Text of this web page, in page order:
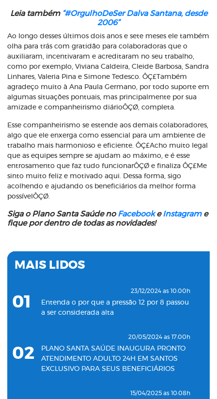
Leia também “#OrgulhoDeSer Dalva Santana, desde
2006”
Ao longo desses últimos dois anos e sete meses ele também
olha para trás com gratidão para colaboradoras que o
auxiliaram, incentivaram e acreditaram no seu trabalho,
como por exemplo, Viviana Caldeira, Cleide Barbosa, Sandra
Linhares, Valeria Pina e Simone Tedesco. ÔÇ£Também
agradeço muito à Ana Paula Germano, por todo suporte em
algumas situações pontuais, mas principalmente por sua
amizade e companheirismo diárioÔÇØ, completa.
Esse companheirismo se estende aos demais colaboradores,
algo que ele enxerga como essencial para um ambiente de
trabalho mais harmonioso e eficiente. ÔÇ£Acho muito legal
que as equipes sempre se ajudam ao máximo, e é esse
entrosamento que faz tudo funcionarÔÇØ e finaliza ÔÇ£Me
sinto muito feliz e motivado aqui. Dessa forma, sigo
acolhendo e ajudando os beneficiários da melhor forma
possívelÔÇØ.
Siga o Plano Santa Saúde no Facebook e Instagram e
fique por dentro de todas as novidades!
MAIS LIDOS
01
23/12/2024 as 10:00h
Entenda o por que a pressão 12 por 8 passou
a ser considerada alta
02
20/05/2024 as 17:00h
PLANO SANTA SAÚDE INAUGURA PRONTO
ATENDIMENTO ADULTO 24H EM SANTOS
EXCLUSIVO PARA SEUS BENEFICIÁRIOS
15/04/2025 as 10:08h